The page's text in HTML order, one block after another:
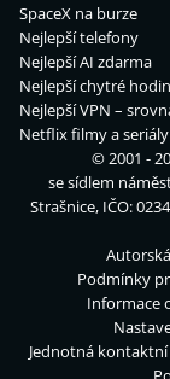
SpaceX na burze
Nejlepší telefony
Nejlepší AI zdarma
Nejlepší chytré
Nejlepší VPN –
Netflix filmy a seriály
© 2001 -
se sídlem
Strašnice, IČO:
Podmínky
Informace
Jednotná